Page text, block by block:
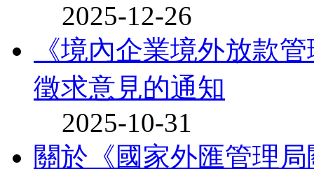
2025-12-26
《境內企業境外放款
徵求意見的通知
2025-10-31
關於《國家外匯管理